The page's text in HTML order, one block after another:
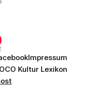
getragen von
Impressum
Kultur Lexikon